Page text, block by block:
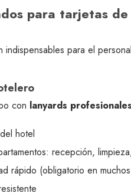
para tarjetas
indispensables para el
con lanyards
hotel
recepción,
rápido (obligatorio en